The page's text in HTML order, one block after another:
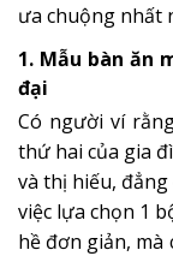
ưa chuộng nhất
1. Mẫu bàn ăn
đại
Có người ví
thứ hai của gia
và thị hiếu,
việc lựa chọn 1
hề đơn giản, mà